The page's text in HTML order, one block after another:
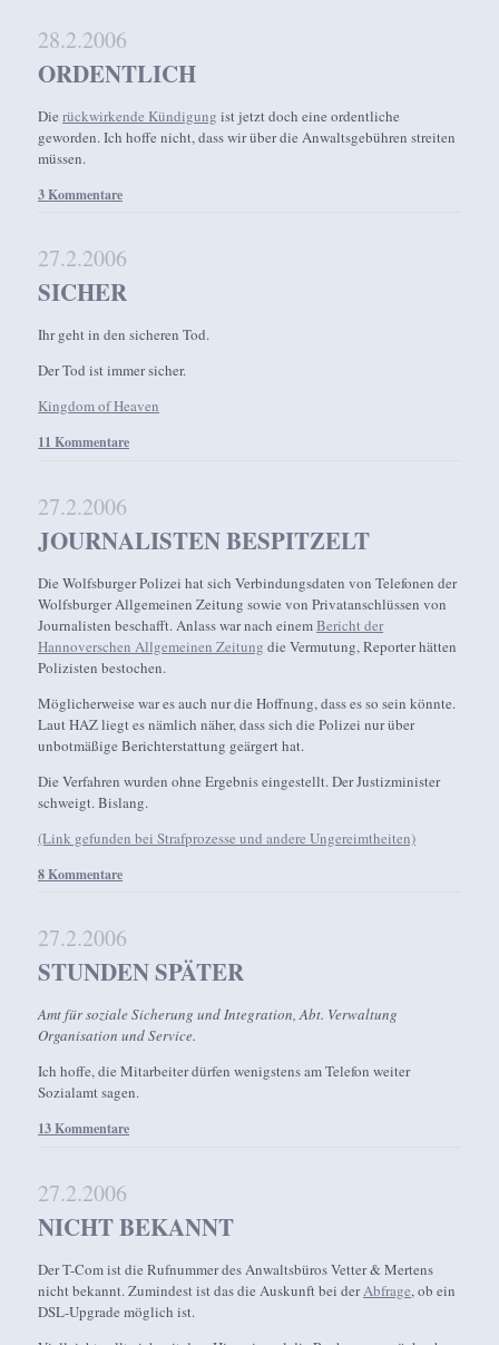
28.2.2006
ORDENTLICH
Dierückwirkende Kündigung ist jetzt doch eine ordentliche
geworden. Ich hoffe nicht, dass wir über die Anwaltsgebühren streiten
müssen.
3 Kommentare
27.2.2006
SICHER
Ihr geht in den sicheren Tod.
Der Tod ist immer sicher.
Kingdom of Heaven
11 Kommentare
27.2.2006
JOURNALISTEN BESPITZELT
Die Wolfsburger Polizei hat sich Verbindungsdaten von Telefonen der
Wolfsburger Allgemeinen Zeitung sowie von Privatanschlüssen von
Journalisten beschafft. Anlass war nach einemBericht der
Hannoverschen Allgemeinen Zeitung die Vermutung, Reporter hätten
Polizisten bestochen.
Möglicherweise war es auch nur die Hoffnung, dass es so sein könnte.
Laut HAZ liegt es nämlich näher, dass sich die Polizei nur über
unbotmäßige Berichterstattung geärgert hat.
Die Verfahren wurden ohne Ergebnis eingestellt. Der Justizminister
schweigt. Bislang.
(Link gefunden bei Strafprozesse und andere Ungereimtheiten)
8 Kommentare
27.2.2006
STUNDEN SPÄTER
Amt für soziale Sicherung und Integration, Abt. Verwaltung
Organisation und Service.
Ich hoffe, die Mitarbeiter dürfen wenigstens am Telefon weiter
Sozialamt sagen.
13 Kommentare
27.2.2006
NICHT BEKANNT
Der T-Com ist die Rufnummer des Anwaltsbüros Vetter & Mertens
nicht bekannt. Zumindest ist das die Auskunft bei derAbfrage, ob ein
DSL-Upgrade möglich ist.